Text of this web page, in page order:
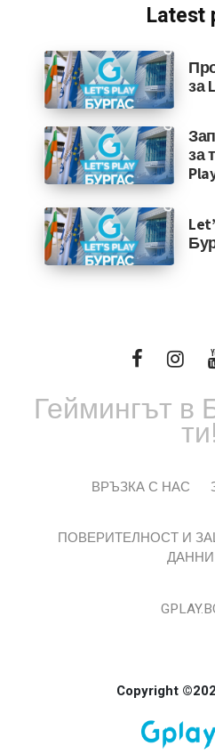
Latest
за
за
Геймингът в
ти!
ВРЪЗКА С НАС
ПОВЕРИТЕЛНОСТ И
ДАННИ
Copyright